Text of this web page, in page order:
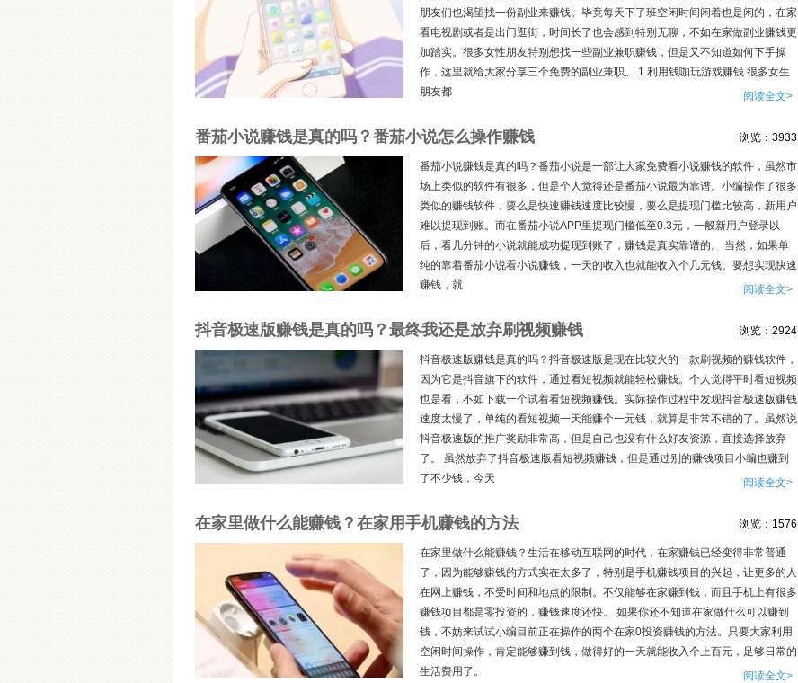
朋友们也渴望找一份副业来赚钱。毕竟每天下了班空闲时间闲着也是闲的，在家
看电视剧或者是出门逛街，时间长了也会感到特别无聊，不如在家做副业赚钱更
加踏实。很多女性朋友特别想找一些副业兼职赚钱，但是又不知道如何下手操
作，这里就给大家分享三个免费的副业兼职。 1.利用钱咖玩游戏赚钱 很多女生
朋友都
阅读全文>
浏览：3933
番茄小说赚钱是真的吗？番茄小说怎么操作赚钱
番茄小说赚钱是真的吗？番茄小说是一部让大家免费看小说赚钱的软件，虽然市
场上类似的软件有很多，但是个人觉得还是番茄小说最为靠谱。小编操作了很多
类似的赚钱软件，要么是快速赚钱速度比较慢，要么是提现门槛比较高，新用户
难以提现到账。而在番茄小说APP里提现门槛低至0.3元，一般新用户登录以
后，看几分钟的小说就能成功提现到账了，赚钱是真实靠谱的。 当然，如果单
纯的靠着番茄小说看小说赚钱，一天的收入也就能收入个几元钱。要想实现快速
赚钱，就
阅读全文>
浏览：2924
抖音极速版赚钱是真的吗？最终我还是放弃刷视频赚钱
抖音极速版赚钱是真的吗？抖音极速版是现在比较火的一款刷视频的赚钱软件，
因为它是抖音旗下的软件，通过看短视频就能轻松赚钱。个人觉得平时看短视频
也是看，不如下载一个试着看短视频赚钱。实际操作过程中发现抖音极速版赚钱
速度太慢了，单纯的看短视频一天能赚个一元钱，就算是非常不错的了。虽然说
抖音极速版的推广奖励非常高，但是自己也没有什么好友资源，直接选择放弃
了。 虽然放弃了抖音极速版看短视频赚钱，但是通过别的赚钱项目小编也赚到
了不少钱，今天
阅读全文>
浏览：1576
在家里做什么能赚钱？在家用手机赚钱的方法
在家里做什么能赚钱？生活在移动互联网的时代，在家赚钱已经变得非常普通
了，因为能够赚钱的方式实在太多了，特别是手机赚钱项目的兴起，让更多的人
在网上赚钱，不受时间和地点的限制。不仅能够在家赚到钱，而且手机上有很多
赚钱项目都是零投资的，赚钱速度还快。 如果你还不知道在家做什么可以赚到
钱，不妨来试试小编目前正在操作的两个在家0投资赚钱的方法。只要大家利用
空闲时间操作，肯定能够赚到钱，做得好的一天就能收入个上百元，足够日常的
生活费用了。
阅读全文>